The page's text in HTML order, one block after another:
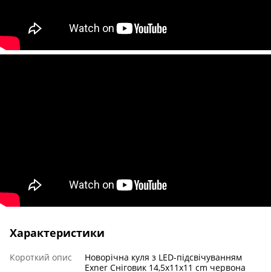
Характеристики
Короткий опис
Новорічна куля з LED-підсвічуванням
Exner Сніговик 14,5x11x11 cm червона